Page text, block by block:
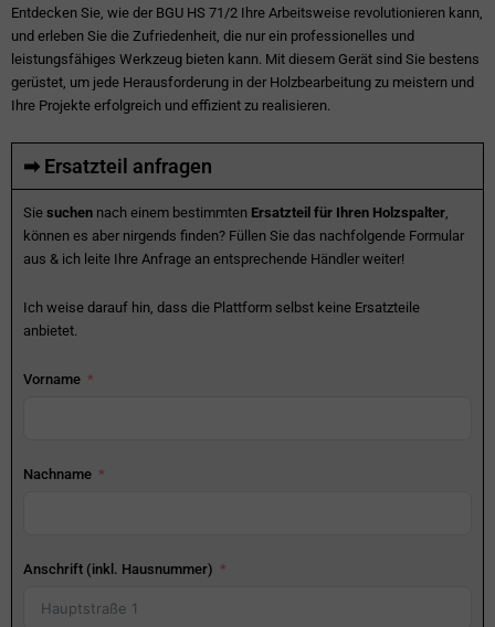
Entdecken Sie, wie der BGU HS 71/2 Ihre Arbeitsweise revolutionieren kann,
und erleben Sie die Zufriedenheit, die nur ein professionelles und
leistungsfähiges Werkzeug bieten kann. Mit diesem Gerät sind Sie bestens
gerüstet, um jede Herausforderung in der Holzbearbeitung zu meistern und
Ihre Projekte erfolgreich und effizient zu realisieren.
➡ Ersatzteil anfragen
Sie suchen nach einem bestimmten Ersatzteil für Ihren Holzspalter,
können es aber nirgends finden? Füllen Sie das nachfolgende Formular
aus & ich leite Ihre Anfrage an entsprechende Händler weiter!
Ich weise darauf hin, dass die Plattform selbst keine Ersatzteile
anbietet.
Vorname
Nachname
Anschrift (inkl. Hausnummer)